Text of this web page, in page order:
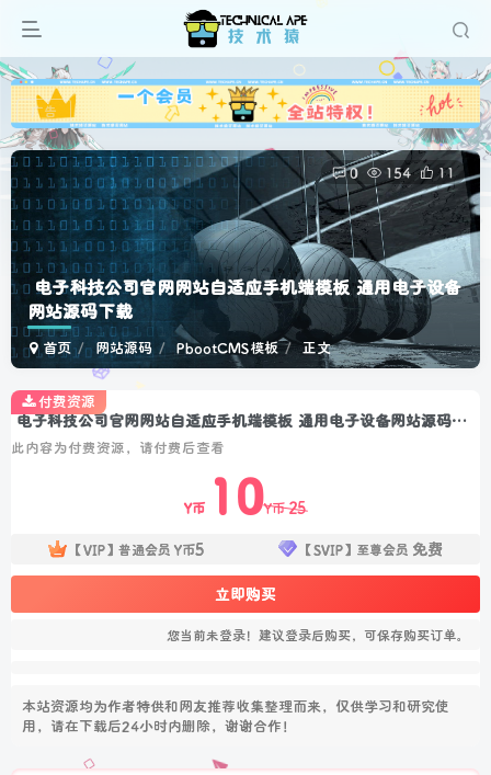
广告
电子科技公司官网网站自适应手机端模板 通用电子设备
网站源码下载
首页 网站源码 PbootCMS模板 正文
0 154 11
电子科技公司官网网站自适应手机端模板 通用电子设备网站源码下载
此内容为付费资源，请付费后查看
Y币 10Y币25
【VIP】普通会员 Y币5 【SVIP】至尊会员 免费
立即购买
您当前未登录！建议登录后购买，可保存购买订单。
本站资源均为作者特供和网友推荐收集整理而来，仅供学习和研究使
用，请在下载后24小时内删除，谢谢合作！
付费资源